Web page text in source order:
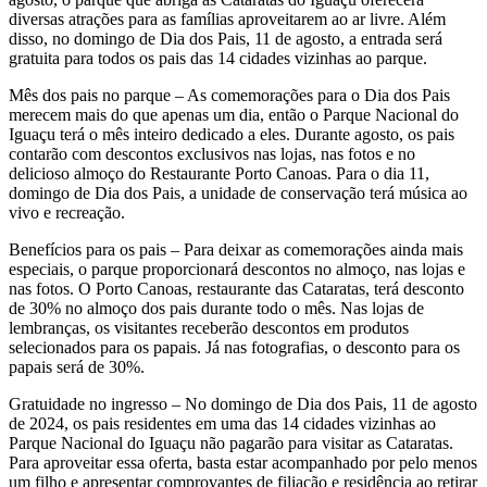
diversas atrações para as famílias aproveitarem ao ar livre. Além
disso, no domingo de Dia dos Pais, 11 de agosto, a entrada será
gratuita para todos os pais das 14 cidades vizinhas ao parque.
Mês dos pais no parque – As comemorações para o Dia dos Pais
merecem mais do que apenas um dia, então o Parque Nacional do
Iguaçu terá o mês inteiro dedicado a eles. Durante agosto, os pais
contarão com descontos exclusivos nas lojas, nas fotos e no
delicioso almoço do Restaurante Porto Canoas. Para o dia 11,
domingo de Dia dos Pais, a unidade de conservação terá música ao
vivo e recreação.
Benefícios para os pais – Para deixar as comemorações ainda mais
especiais, o parque proporcionará descontos no almoço, nas lojas e
nas fotos. O Porto Canoas, restaurante das Cataratas, terá desconto
de 30% no almoço dos pais durante todo o mês. Nas lojas de
lembranças, os visitantes receberão descontos em produtos
selecionados para os papais. Já nas fotografias, o desconto para os
papais será de 30%.
Gratuidade no ingresso – No domingo de Dia dos Pais, 11 de agosto
de 2024, os pais residentes em uma das 14 cidades vizinhas ao
Parque Nacional do Iguaçu não pagarão para visitar as Cataratas.
Para aproveitar essa oferta, basta estar acompanhado por pelo menos
um filho e apresentar comprovantes de filiação e residência ao retirar